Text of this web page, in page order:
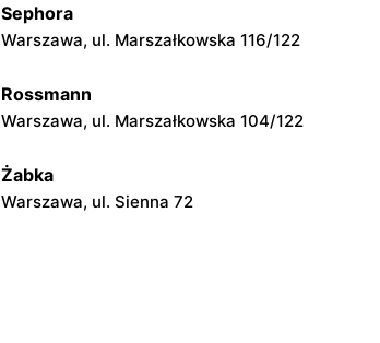
Żabka
Żabka
Sephora
Warszawa, ul. Marszałkowska 116/122
Rossmann
Warszawa, ul. Marszałkowska 104/122
Żabka
Warszawa, ul. Sienna 72